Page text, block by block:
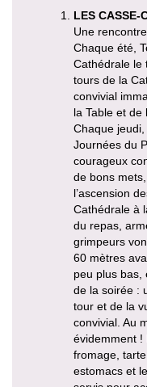
LES CASSE-
Une
Chaque été,
Cathédrale le
tours de la
convivial
la Table et de
Chaque
Journées du
courageux
de bons
l’ascension
Cathédrale à
du repas,
grimpeurs
60 mètres
peu plus bas,
de la soirée :
tour et de la
convivial. Au
évidemment !
fromage,
estomacs et